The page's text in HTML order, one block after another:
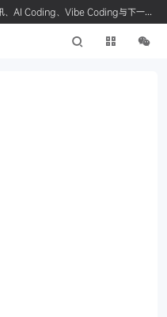
、AI Coding、Vibe Coding与下一代